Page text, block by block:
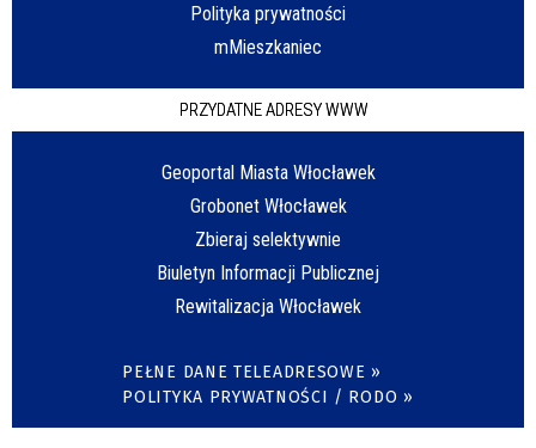
Polityka prywatności
mMieszkaniec
PRZYDATNE ADRESY WWW
Geoportal Miasta Włocławek
Grobonet Włocławek
Zbieraj selektywnie
Biuletyn Informacji Publicznej
Rewitalizacja Włocławek
PEŁNE DANE TELEADRESOWE »
POLITYKA PRYWATNOŚCI / RODO »